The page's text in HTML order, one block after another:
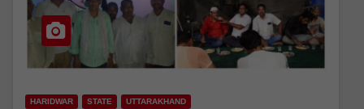
HARIDWAR STATE UTTARAKHAND